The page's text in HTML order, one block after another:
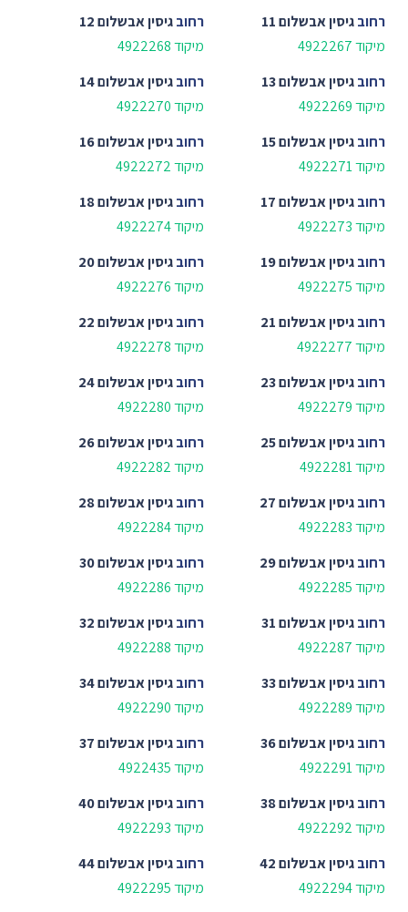
רחובגיסין אבשלום 11
מיקוד 4922267
רחובגיסין אבשלום 12
מיקוד 4922268
רחובגיסין אבשלום 13
מיקוד 4922269
רחובגיסין אבשלום 14
מיקוד 4922270
רחובגיסין אבשלום 15
מיקוד 4922271
רחובגיסין אבשלום 16
מיקוד 4922272
רחובגיסין אבשלום 17
מיקוד 4922273
רחובגיסין אבשלום 18
מיקוד 4922274
רחובגיסין אבשלום 19
מיקוד 4922275
רחובגיסין אבשלום 20
מיקוד 4922276
רחובגיסין אבשלום 21
מיקוד 4922277
רחובגיסין אבשלום 22
מיקוד 4922278
רחובגיסין אבשלום 23
מיקוד 4922279
רחובגיסין אבשלום 24
מיקוד 4922280
רחובגיסין אבשלום 25
מיקוד 4922281
רחובגיסין אבשלום 26
מיקוד 4922282
רחובגיסין אבשלום 27
מיקוד 4922283
רחובגיסין אבשלום 28
מיקוד 4922284
רחובגיסין אבשלום 29
מיקוד 4922285
רחובגיסין אבשלום 30
מיקוד 4922286
רחובגיסין אבשלום 31
מיקוד 4922287
רחובגיסין אבשלום 32
מיקוד 4922288
רחובגיסין אבשלום 33
מיקוד 4922289
רחובגיסין אבשלום 34
מיקוד 4922290
רחובגיסין אבשלום 36
מיקוד 4922291
רחובגיסין אבשלום 37
מיקוד 4922435
רחובגיסין אבשלום 38
מיקוד 4922292
רחובגיסין אבשלום 40
מיקוד 4922293
רחובגיסין אבשלום 42
מיקוד 4922294
רחובגיסין אבשלום 44
מיקוד 4922295